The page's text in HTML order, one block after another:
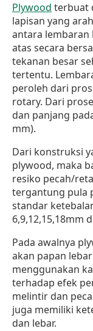
Plywood terbuat
lapisan yang
antara lembaran
atas secara
tekanan besar
tertentu.
peroleh dari
rotary. Dari
dan panjang
mm).
Dari konstruksi
plywood, maka
resiko pecah/
tergantung pula
standar
6,9,12,15,18mm
Pada awalnya
akan papan
menggunakan
terhadap efek
melintir dan
juga memiliki
dan lebar.